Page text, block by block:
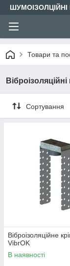
Товари та
Сортування
Віброізоляційне
VibrOK
В наявності